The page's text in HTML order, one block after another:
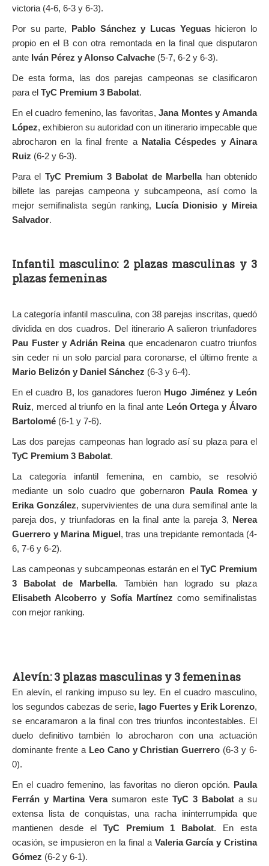
victoria (4-6, 6-3 y 6-3).
Por su parte, Pablo Sánchez y Lucas Yeguashicieron lo
propio en el B con otra remontada en la final que disputaron
ante Iván Pérez y Alonso Calvache (5-7, 6-2 y 6-3).
De esta forma, las dos parejas campeonas se clasificaron
para el TyC Premium 3 Babolat.
En el cuadro femenino, las favoritas,Jana Montes y Amanda
López, exhibieron su autoridad con un itinerario impecable que
abrocharon en la final frente a Natalia Céspedes y Ainara
Ruiz (6-2 y 6-3).
Para el TyC Premium 3 Babolat de Marbellahan obtenido
billete las parejas campeona y subcampeona, así como la
mejor semifinalista según ranking, Lucía Dionisio y Mireia
Salvador.
Infantil masculino: 2 plazas masculinas y 3
plazas femeninas
La categoría infantil masculina, con 38 parejas inscritas, quedó
dividida en dos cuadros. Del itinerario A salieron triunfadores
Pau Fuster y Adrián Reinaque encadenaron cuatro triunfos
sin ceder ni un solo parcial para coronarse, el último frente a
Mario Belizón y Daniel Sánchez (6-3 y 6-4).
En el cuadro B, los ganadores fueron Hugo Jiménez y León
Ruiz, merced al triunfo en la final ante León Ortega y Álvaro
Bartolomé (6-1 y 7-6).
Las dos parejas campeonas han logrado así su plaza para el
TyC Premium 3 Babolat.
La categoría infantil femenina, en cambio, se resolvió
mediante un solo cuadro que gobernaron Paula Romea y
Erika González, supervivientes de una dura semifinal ante la
pareja dos, y triunfadoras en la final ante la pareja 3, Nerea
Guerrero y Marina Miguel, tras una trepidante remontada (4-
6, 7-6 y 6-2).
Las campeonas y subcampeonas estarán en el TyC Premium
3 Babolat de Marbella. También han logrado su plaza
Elisabeth Alcoberro y Sofía Martínez como semifinalistas
con mejor ranking.
Alevín: 3 plazas masculinas y 3 femeninas
En alevín, el ranking impuso su ley. En el cuadro masculino,
los segundos cabezas de serie, Iago Fuertes y Erik Lorenzo,
se encaramaron a la final con tres triunfos incontestables. El
duelo definitivo también lo abrocharon con una actuación
dominante frente a Leo Cano y Christian Guerrero (6-3 y 6-
0).
En el cuadro femenino, las favoritas no dieron opción. Paula
Ferrán y Martina Verasumaron este TyC 3 Babolata su
extensa lista de conquistas, una racha ininterrumpida que
mantienen desde el TyC Premium 1 Babolat. En esta
ocasión, se impusieron en la final a Valeria García y Cristina
Gómez (6-2 y 6-1).